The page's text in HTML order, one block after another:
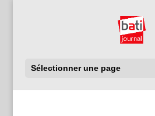
Sélectionner une page